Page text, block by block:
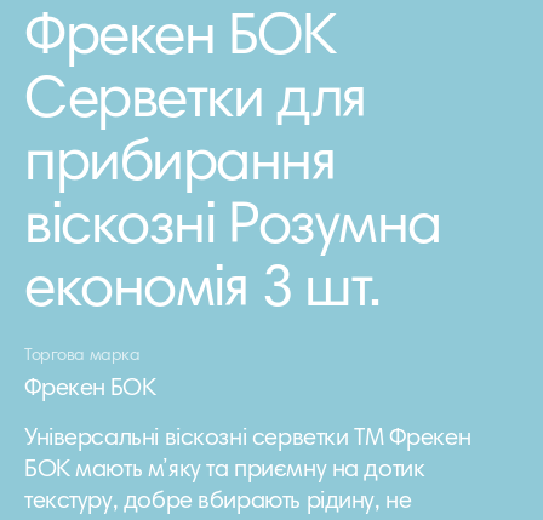
Фрекен БОК
Серветки для
прибирання
віскозні Розумна
економія 3 шт.
Торгова марка
Фрекен БОК
Універсальні віскозні серветки ТМ Фрекен
БОК мають м’яку та приємну на дотик
текстуру, добре вбирають рідину, не